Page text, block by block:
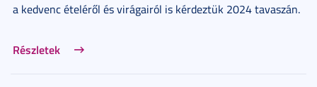
a kedvenc ételéről és virágairól is kérdeztük 2024 tavaszán.
Részletek